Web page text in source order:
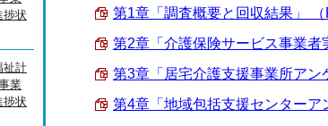
第1章「調査概要と回収結果」 （
第2章「介護保険サービス事業者
第3章「居宅介護支援事業所アン
第4章「地域包括支援センター
捗状
祉計
業
捗状